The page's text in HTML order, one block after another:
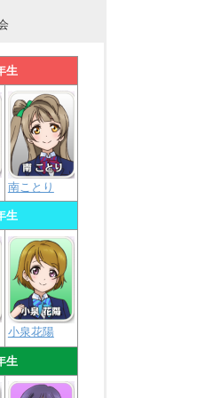
生
南ことり
生
小泉花陽
生